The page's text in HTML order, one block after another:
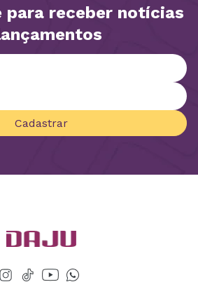
para receber notícias
Cadastrar